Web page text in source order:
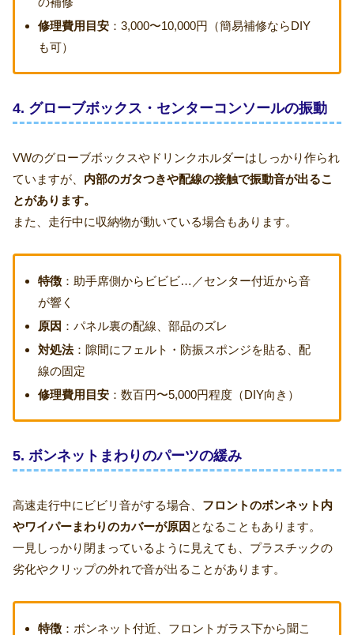
修理費用目安 ：3,000〜10,000円（簡易補修ならDIY
も可）
4. グローブボックス・センターコンソールの振動
VWのグローブボックスやドリンクホルダーはしっかり作られ
ていますが、 内部のガタつきや配線の接触で振動音が出るこ
とがあります。
また、走行中に収納物が動いている場合もあります。
特徴 ：助手席側からビビビ…／センター付近から音
が響く
原因 ：パネル裏の配線、部品のズレ
対処法：隙間にフェルト・防振スポンジを貼る、配
線の固定
修理費用目安 ：数百円〜5,000円程度（DIY向き）
5. ボンネットまわりのパーツの緩み
高速走行中にビビリ音がする場合、 フロントのボンネット内
やワイパーまわりのカバーが原因 となることもあります。
一見しっかり閉まっているように見えても、プラスチックの
劣化やクリップの外れで音が出ることがあります。
特徴 ：ボンネット付近、フロントガラス下から聞こ